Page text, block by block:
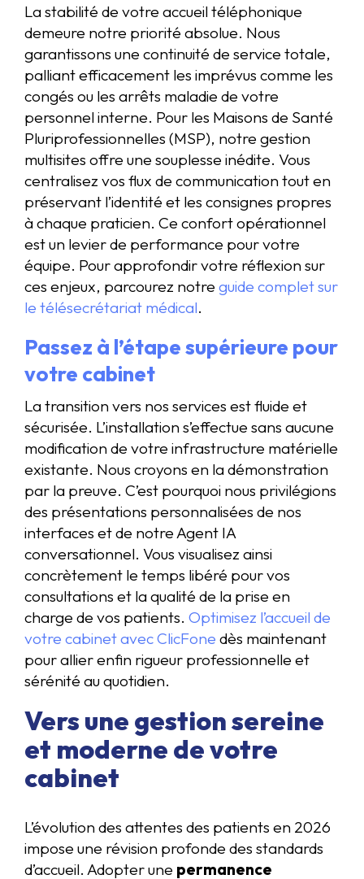
La stabilité de votre accueil téléphonique
demeure notre priorité absolue. Nous
garantissons une continuité de service totale,
palliant efficacement les imprévus comme les
congés ou les arrêts maladie de votre
personnel interne. Pour les Maisons de Santé
Pluriprofessionnelles (MSP), notre gestion
multisites offre une souplesse inédite. Vous
centralisez vos flux de communication tout en
préservant l’identité et les consignes propres
à chaque praticien. Ce confort opérationnel
est un levier de performance pour votre
équipe. Pour approfondir votre réflexion sur
ces enjeux, parcourez notre guide complet sur
le télésecrétariat médical.
Passez à l’étape supérieure pour
votre cabinet
La transition vers nos services est fluide et
sécurisée. L’installation s’effectue sans aucune
modification de votre infrastructure matérielle
existante. Nous croyons en la démonstration
par la preuve. C’est pourquoi nous privilégions
des présentations personnalisées de nos
interfaces et de notre Agent IA
conversationnel. Vous visualisez ainsi
concrètement le temps libéré pour vos
consultations et la qualité de la prise en
charge de vos patients. Optimisez l’accueil de
votre cabinet avec ClicFone dès maintenant
pour allier enfin rigueur professionnelle et
sérénité au quotidien.
Vers une gestion sereine
et moderne de votre
cabinet
L’évolution des attentes des patients en 2026
impose une révision profonde des standards
d’accueil. Adopter une permanence